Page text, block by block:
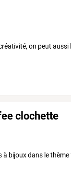
on peut
clochette
à bijoux dans le